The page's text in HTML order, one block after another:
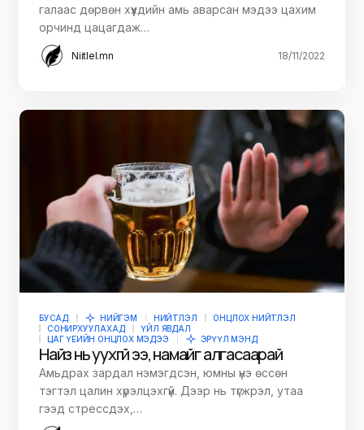
галаас дөрвөн хүүхдийн амь аварсан мэдээ цахим
орчинд цацагдаж…
Niitlel.mn 18/11/2022
БУСАД НИЙГЭМ НИЙТЛЭЛ
ОНЦЛОХ НИЙТЛЭЛ
СОНИРХУУЛАХАД
ҮЙЛ ЯВДАЛ
ЦАГ ҮЕИЙН ОНЦЛОХ МЭДЭЭ
ЭРҮҮЛ МЭНД
Найз нь уухгүй ээ, намайг алгасаарай
Амьдрах зардал нэмэгдсэн, юмны үнэ өссөн
тэгтэл цалин хүрэлцэхгүй. Дээр нь түгжрэл, утаа
гээд стрессдэх,…